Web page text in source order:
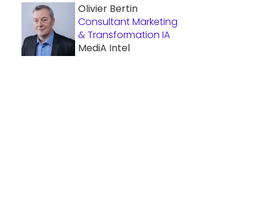
Olivier Bertin
Consultant Marketing
& Transformation IA
MediA Intel